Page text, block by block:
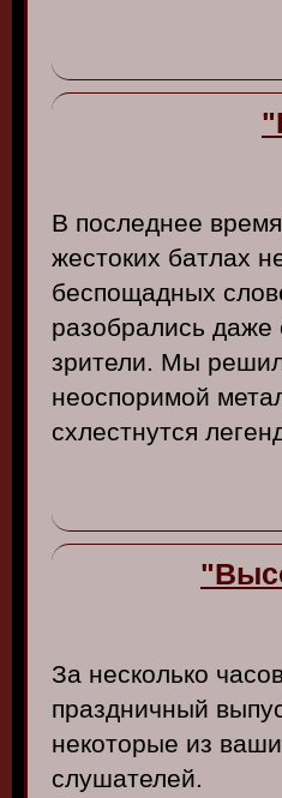
В последнее
жестоких батлах
беспощадных
разобрались даже
зрители. Мы
неоспоримой
схлестнутся
За несколько
праздничный
некоторые из
слушателей.